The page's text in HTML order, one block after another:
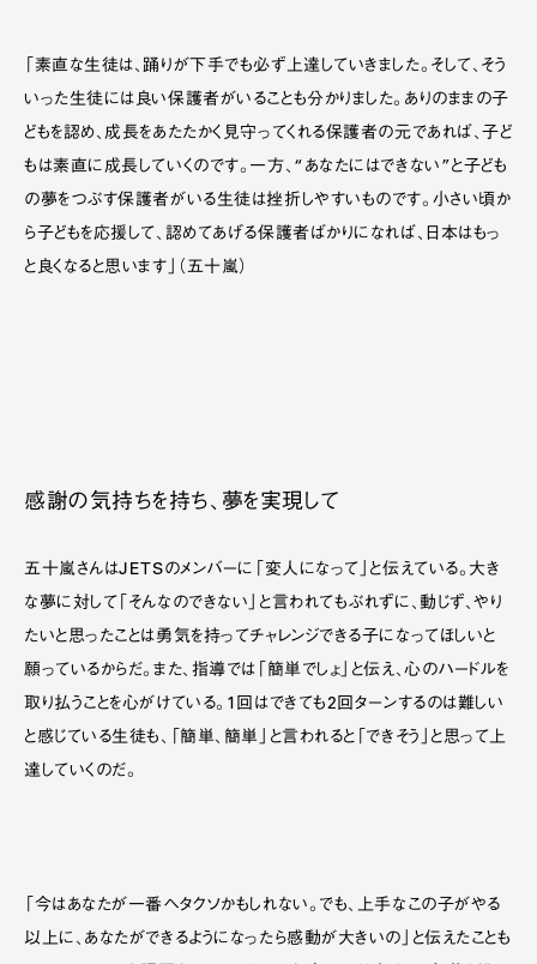
「素直な生徒は、踊りが下手でも必ず上達していきました。そして、そう
いった生徒には良い保護者がいることも分かりました。ありのままの子
どもを認め、成長をあたたかく見守ってくれる保護者の元であれば、子ど
もは素直に成長していくのです。一方、“あなたにはできない”と子ども
の夢をつぶす保護者がいる生徒は挫折しやすいものです。小さい頃か
ら子どもを応援して、認めてあげる保護者ばかりになれば、日本はもっ
と良くなると思います」（五十嵐）
感謝の気持ちを持ち、夢を実現して
五十嵐さんはJETSのメンバーに「変人になって」と伝えている。大き
な夢に対して「そんなのできない」と言われてもぶれずに、動じず、やり
たいと思ったことは勇気を持ってチャレンジできる子になってほしいと
願っているからだ。また、指導では「簡単でしょ」と伝え、心のハードルを
取り払うことを心がけている。1回はできても2回ターンするのは難しい
と感じている生徒も、「簡単、簡単」と言われると「できそう」と思って上
達していくのだ。
「今はあなたが一番ヘタクソかもしれない。でも、上手なこの子がやる
以上に、あなたができるようになったら感動が大きいの」と伝えたことも